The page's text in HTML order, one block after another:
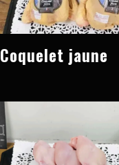
Coquelet jaune